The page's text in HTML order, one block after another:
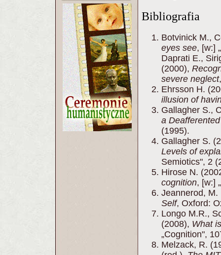
Bibliografia
Botvinick M.,
eyes see, [w:]
Daprati E.,
(2000),
severe neglect
Ehrsson H.
illusion of
Gallagher S.,
a
(1995).
Gallagher S.
Levels of
Semiotics", 2
Hirose N.
cognition, [w:]
Jeannerod,
Self, Oxford:
Longo M.R.,
(2008), What
„Cognition",
Melzack, R.